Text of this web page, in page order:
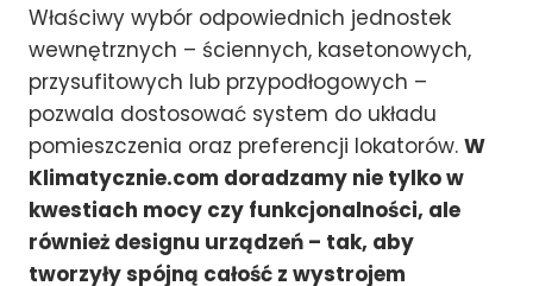
Właściwy wybór odpowiednich jednostek
wewnętrznych – ściennych, kasetonowych,
przysufitowych lub przypodłogowych –
pozwala dostosować system do układu
pomieszczenia oraz preferencji lokatorów. W
Klimatycznie.com doradzamy nie tylko w
kwestiach mocy czy funkcjonalności, ale
również designu urządzeń – tak, aby
tworzyły spójną całość z wystrojem